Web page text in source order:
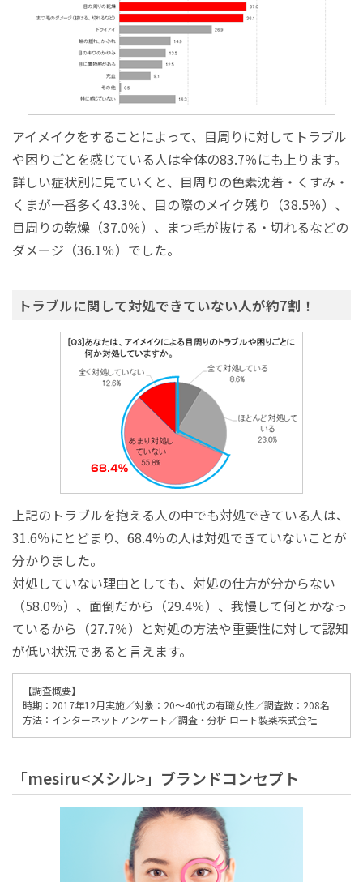
アイメイクをすることによって、目周りに対してトラブル
や困りごとを感じている人は全体の83.7％にも上ります。
詳しい症状別に見ていくと、目周りの色素沈着・くすみ・
くまが一番多く43.3％、目の際のメイク残り（38.5％）、
目周りの乾燥（37.0％）、まつ毛が抜ける・切れるなどの
ダメージ（36.1％）でした。
トラブルに関して対処できていない人が約7割！
上記のトラブルを抱える人の中でも対処できている人は、
31.6％にとどまり、68.4％の人は対処できていないことが
分かりました。
対処していない理由としても、対処の仕方が分からない
（58.0％）、面倒だから（29.4％）、我慢して何とかなっ
ているから（27.7％）と対処の方法や重要性に対して認知
が低い状況であると言えます。
【調査概要】
時期：2017年12月実施／対象：20～40代の有職女性／調査数：208名
方法：インターネットアンケート／調査・分析 ロート製薬株式会社
「mesiru<メシル>」ブランドコンセプト